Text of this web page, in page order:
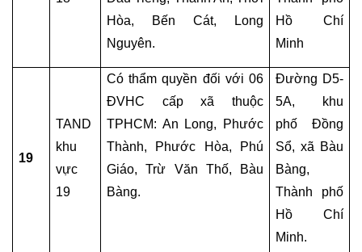
Ở
LAO
ĐỘNG
Hòa, Bến Cát, Long
Nguyên.
Hồ Chí
Minh
19
TAND
khu
vực
19
Có thẩm quyền đối với 06
ĐVHC cấp xã thuộc
TPHCM: An Long, Phước
Thành, Phước Hòa, Phú
Giáo, Trừ Văn Thố, Bàu
Bàng.
Đường D5-
5A, khu
phố Đồng
Sổ, xã Bàu
Bàng,
Thành phố
Hồ Chí
Minh.